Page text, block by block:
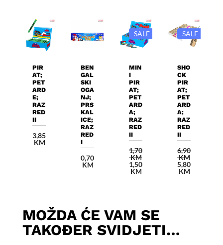
Košaricu
PIR
AT;
PET
ARD
E;
RAZ
RED
II
3,85
KM
Košaricu
BEN
GAL
SKI
OGA
NJ;
PRS
KAL
ICE;
RAZ
RED
I
0,70
KM
SALE
Košaricu
MIN
I
PIR
AT;
PET
ARD
A;
RAZ
RED
II
1,70
KM
Izvorna
cijena
1,50
KMTrenutna
SALE
Košaricu
SHO
CK
PIR
AT;
PET
ARD
A;
RAZ
RED
II
6,90
KM
Izvorna
cijena
5,80
KM
MOŽDA ĆE VAM SE
TAKOĐER SVIDJETI…